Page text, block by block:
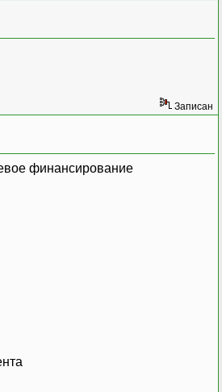
Опер.Дебет.Счет.Код=
Записан
финансирование